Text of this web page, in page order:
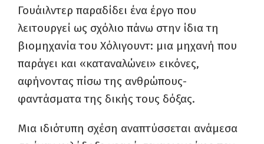
Γουάιλντερ παραδίδει ένα έργο που
λειτουργεί ως σχόλιο πάνω στην ίδια τη
βιομηχανία του Χόλιγουντ: μια μηχανή που
παράγει και «καταναλώνει» εικόνες,
αφήνοντας πίσω της ανθρώπους-
φαντάσματα της δικής τους δόξας.
Μια ιδιότυπη σχέση αναπτύσσεται ανάμεσα